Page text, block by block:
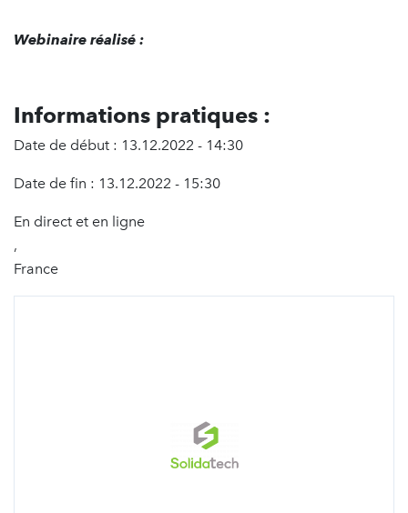
Webinaire réalisé :
Informations pratiques :
Date de début : 13.12.2022 - 14:30
Date de fin : 13.12.2022 - 15:30
En direct et en ligne
,
France